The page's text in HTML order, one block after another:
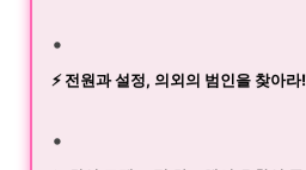
⚡ 전원과 설정, 의외의 범인을 찾아라!